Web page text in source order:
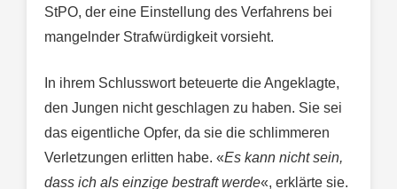
StPO, der eine Einstellung des Verfahrens bei
mangelnder Strafwürdigkeit vorsieht.
In ihrem Schlusswort beteuerte die Angeklagte,
den Jungen nicht geschlagen zu haben. Sie sei
das eigentliche Opfer, da sie die schlimmeren
Verletzungen erlitten habe. «Es kann nicht sein,
dass ich als einzige bestraft werde«, erklärte sie.